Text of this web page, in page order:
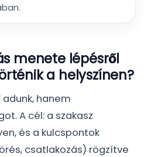
menete lépésről
a helyszínen?
hanem
A cél: a szakasz
és a kulcspontok
csatlakozás) rögzítve